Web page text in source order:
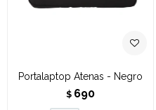
Portalaptop Atenas - Negro
$ 690